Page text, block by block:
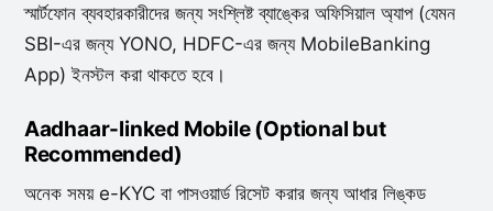
স্মার্টফোন ব্যবহারকারীদের জন্য সংশ্লিষ্ট ব্যাঙ্কের অফিসিয়াল অ্যাপ (যেমন
SBI-এর জন্য YONO, HDFC-এর জন্য MobileBanking
App) ইনস্টল করা থাকতে হবে।
Aadhaar-linked Mobile (Optional but
Recommended)
অনেক সময় e-KYC বা পাসওয়ার্ড রিসেট করার জন্য আধার লিঙ্কড